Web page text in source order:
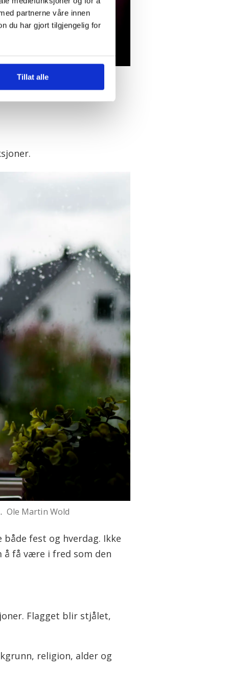
partnerne våre innen
du har gjort tilgjengelig for
Tillat alle
Wold
Ole Martin Wold
fest og hverdag. Ikke
å få være i fred som den
Flagget blir stjålet,
religion, alder og